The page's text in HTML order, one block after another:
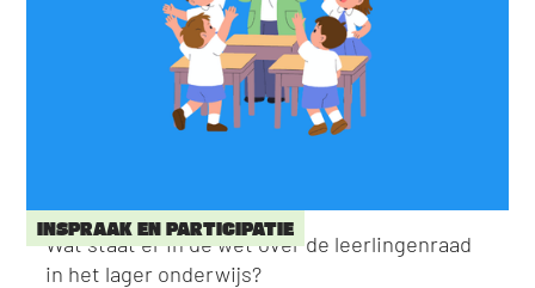
INSPRAAK EN PARTICIPATIE
Wat staat er in de wet over de leerlingenraad
in het lager onderwijs?